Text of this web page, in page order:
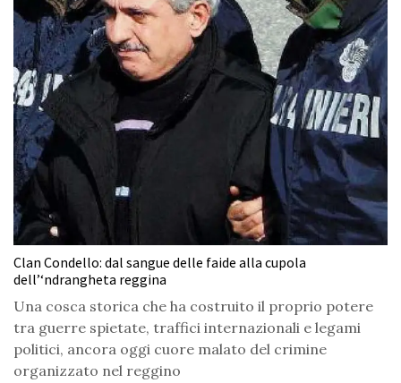
Clan Condello: dal sangue delle faide alla cupola
dell’‘ndrangheta reggina
Una cosca storica che ha costruito il proprio potere
tra guerre spietate, traffici internazionali e legami
politici, ancora oggi cuore malato del crimine
organizzato nel reggino